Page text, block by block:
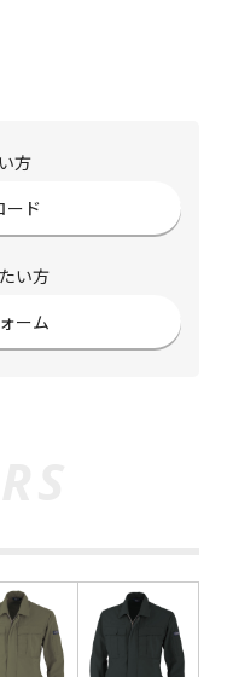
方
ード
い方
ーム